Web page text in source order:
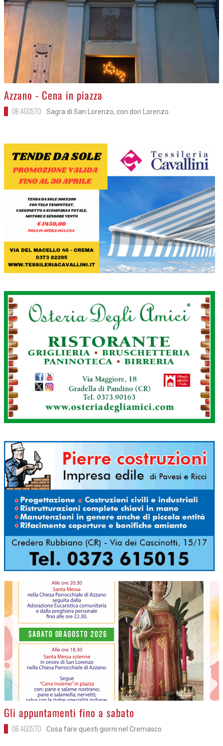
>
Azzano - Cena in piazza
06 AGOSTO Sagra di San Lorenzo, con don Lorenzo
>
Gli appuntamenti fino a sabato
06 AGOSTO Cosa fare questi giorni nel Cremasco